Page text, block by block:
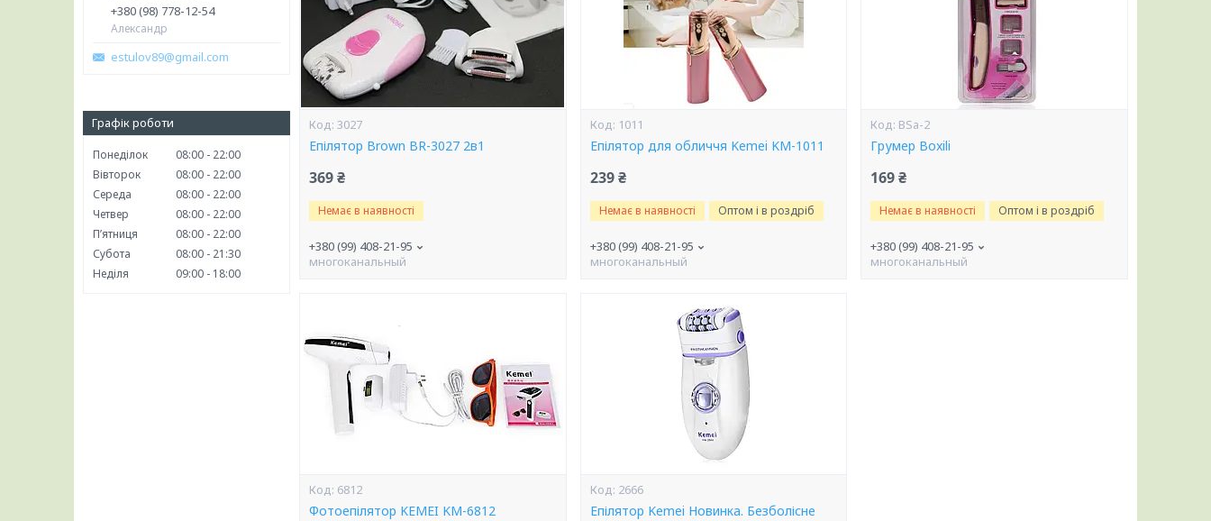
+380 (98) 778-12-54
Александр
estulov89@gmail.com
Графік роботи
Понеділок 08:00
22:00
Вівторок
08:00
22:00
Середа
08:00
22:00
Четвер
08:00
22:00
Пʼятниця
08:00
22:00
Субота
08:00
21:30
Неділя
09:00 18:00
3027
Епілятор Brown BR-3027 2в1
369 ₴
Немає в наявності
+380 (99) 408-21-95
многоканальный
1011
Епілятор для обличчя Kemei KM-1011
239 ₴
Немає в наявності Оптом і в роздріб
+380 (99) 408-21-95
многоканальный
BSа-2
Грумер Boxili
169 ₴
Немає в наявності Оптом і в роздріб
+380 (99) 408-21-95
многоканальный
6812
Фотоепілятор KEMEI KM-6812
2666
Епілятор Kemei Новинка. Безболісне